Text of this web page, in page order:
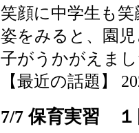
笑顔に中学生も
姿をみると、園
子がうかがえま
【最近の話題】
7/7 保育実習 １